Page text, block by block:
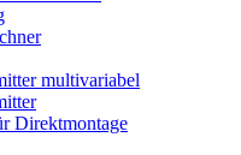
multivariabel
Direktmontage